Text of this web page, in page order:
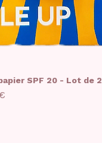
SPF 20 - Lot de 2